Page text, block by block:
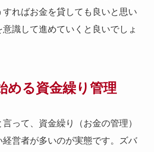
すればお金を貸しても良いと思い
意識して進めていくと良いでしょ
める資金繰り管理
って、資金繰り（お金の管理）
経営者が多いのが実態です。ズバ